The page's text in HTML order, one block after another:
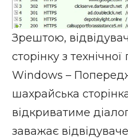
Зрештою,
сторінку з
Windows –
шахрайська
відкриватиме
заважає